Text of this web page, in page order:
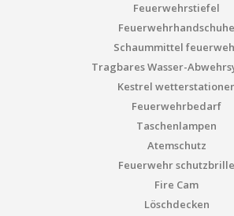
Feuerwehrstiefel
Feuerwehrhandschuhe
Schaummittel
Tragbares Wasser-
Kestrel
Feuerwehrbedarf
Taschenlampen
Atemschutz
Feuerwehr schutzbrille
Fire Cam
Löschdecken